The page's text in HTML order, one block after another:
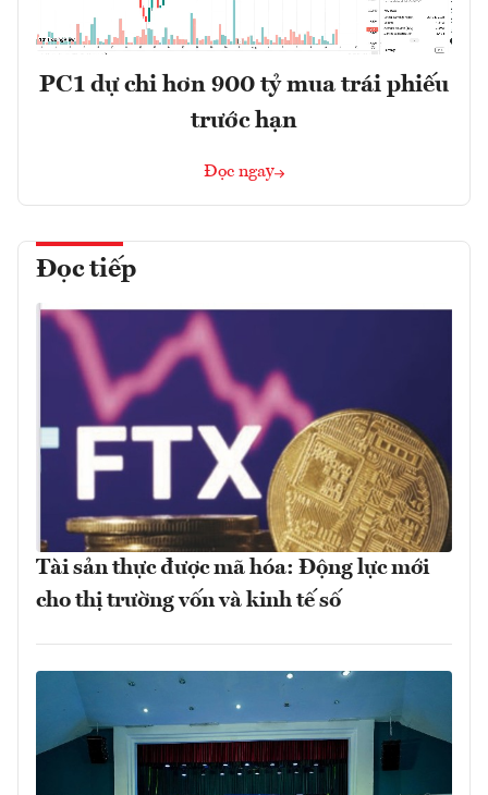
PC1 dự chi hơn 900 tỷ mua trái phiếu
trước hạn
Đọc ngay
Đọc tiếp
Tài sản thực được mã hóa: Động lực mới
cho thị trường vốn và kinh tế số